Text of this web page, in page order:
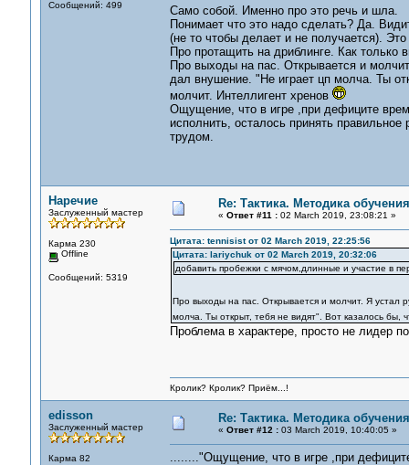
Сообщений: 499
Само собой. Именно про это речь и шла.
Понимает что это надо сделать? Да.
(не то чтобы делает и не получается).
Про протащить на дриблинге. Как только
Про выходы на пас. Открывается и
дал внушение. "Не играет цп молча. Ты
молчит. Интеллигент хренов
Ощущение, что в игре ,при дефиците
исполнить, осталось принять
трудом.
Наречие
Заслуженный мастер
Карма 230
Offline
Сообщений: 5319
Re: Тактика. Методика обучения
« Ответ #11 :02 March 2019, 23:08:21 »
Цитата: tennisist от 02 March 2019, 22:25:56
Цитата: lariychuk от 02 March 2019, 20:32:06
добавить пробежки с мячом,длинные и участие в
Про выходы на пас. Открывается и молчит. Я устал
молча. Ты открыт, тебя не видят". Вот казалось бы,
Проблема в характере, просто не лидер
Кролик? Кролик? Приём...!
edisson
Заслуженный мастер
Карма 82
Re: Тактика. Методика обучения
« Ответ #12 :03 March 2019, 10:40:05 »
........"Ощущение, что в игре ,при